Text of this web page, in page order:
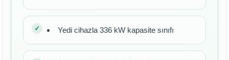
Yedi cihazla 336 kW kapasite sınıfı